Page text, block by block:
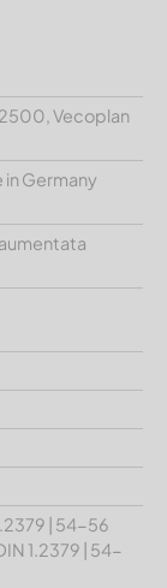
2500, Vecoplan
in Germany
| 54-56
1.2379 | 54-